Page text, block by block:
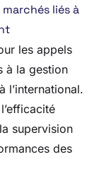
liés à
les appels
à la gestion
l’international.
supervision
des